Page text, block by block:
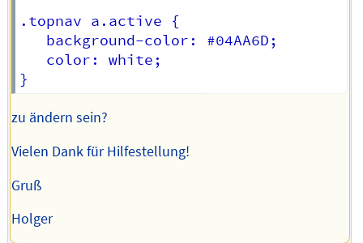
.topnav a.active {
   background-color: #04AA6D;
   color: white;
zu ändern sein?
Vielen Dank für Hilfestellung!
Gruß
Holger